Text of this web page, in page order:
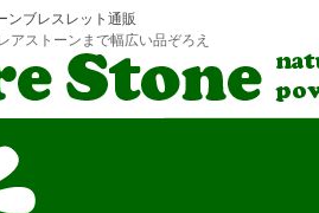
ンブレスレット通販
アストーンまで幅広い品ぞろえ